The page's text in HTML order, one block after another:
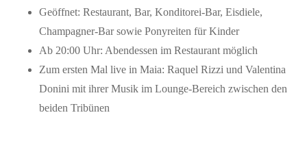
Geöffnet: Restaurant, Bar, Konditorei-Bar, Eisdiele,
Champagner-Bar sowie Ponyreiten für Kinder
Ab 20:00 Uhr: Abendessen im Restaurant möglich
Zum ersten Mal live in Maia: Raquel Rizzi und Valentina
Donini mit ihrer Musik im Lounge-Bereich zwischen den
beiden Tribünen